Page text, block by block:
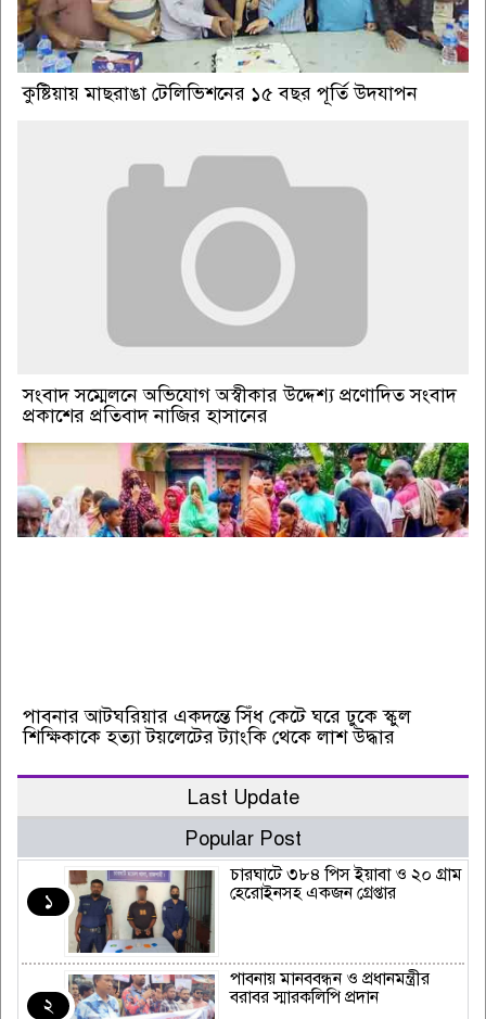
কুষ্টিয়ায় মাছরাঙা টেলিভিশনের ১৫ বছর পূর্তি উদযাপন
সংবাদ সম্মেলনে অভিযোগ অস্বীকার উদ্দেশ্য প্রণোদিত সংবাদ
প্রকাশের প্রতিবাদ নাজির হাসানের
পাবনার আটঘরিয়ার একদন্তে সিঁধ কেটে ঘরে ঢুকে স্কুল
শিক্ষিকাকে হত্যা টয়লেটের ট্যাংকি থেকে লাশ উদ্ধার
Last Update
Popular Post
১
চারঘাটে ৩৮৪ পিস ইয়াবা ও ২০ গ্রাম
হেরোইনসহ একজন গ্রেপ্তার
২
পাবনায় মানববন্ধন ও প্রধানমন্ত্রীর
বরাবর স্মারকলিপি প্রদান